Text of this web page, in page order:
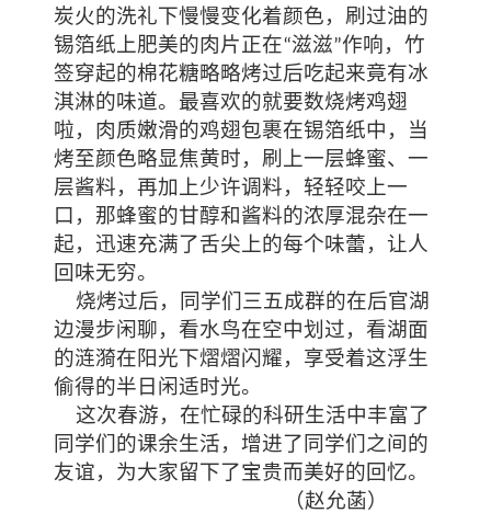
炭火的洗礼下慢慢变化着颜色，刷过油的
锡箔纸上肥美的肉片正在“滋滋”作响，竹
签穿起的棉花糖略略烤过后吃起来竟有冰
淇淋的味道。最喜欢的就要数烧烤鸡翅
啦，肉质嫩滑的鸡翅包裹在锡箔纸中，当
烤至颜色略显焦黄时，刷上一层蜂蜜、一
层酱料，再加上少许调料，轻轻咬上一
口，那蜂蜜的甘醇和酱料的浓厚混杂在一
起，迅速充满了舌尖上的每个味蕾，让人
回味无穷。
烧烤过后，同学们三五成群的在后官湖
边漫步闲聊，看水鸟在空中划过，看湖面
的涟漪在阳光下熠熠闪耀，享受着这浮生
偷得的半日闲适时光。
这次春游，在忙碌的科研生活中丰富了
同学们的课余生活，增进了同学们之间的
友谊，为大家留下了宝贵而美好的回忆。
（赵允菡）